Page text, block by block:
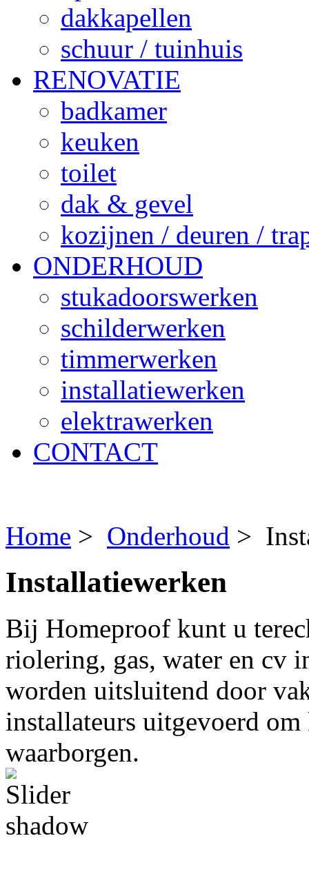
dakkapellen
schuur / tuinhuis
RENOVATIE
badkamer
keuken
toilet
dak & gevel
kozijnen / deuren /
ONDERHOUD
stukadoorswerken
schilderwerken
timmerwerken
installatiewerken
elektrawerken
CONTACT
Home > Onderhoud >
Installatiewerken
Bij Homeproof kunt u
riolering, gas, water en cv
worden uitsluitend door
installateurs uitgevoerd
waarborgen.